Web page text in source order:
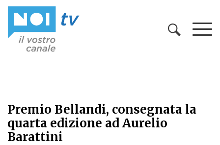
Premio Bellandi, consegnata la
quarta edizione ad Aurelio
Barattini